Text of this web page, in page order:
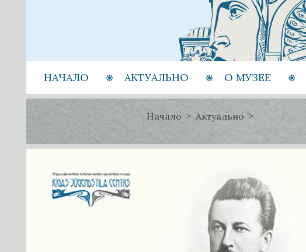
НАЧАЛО АКТУАЛЬНО О МУЗЕЕ
Начало Актуально